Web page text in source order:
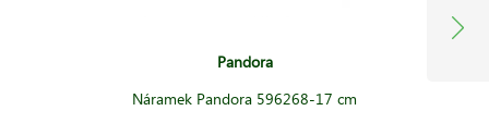
Pandora
Náramek Pandora 596268-17 cm